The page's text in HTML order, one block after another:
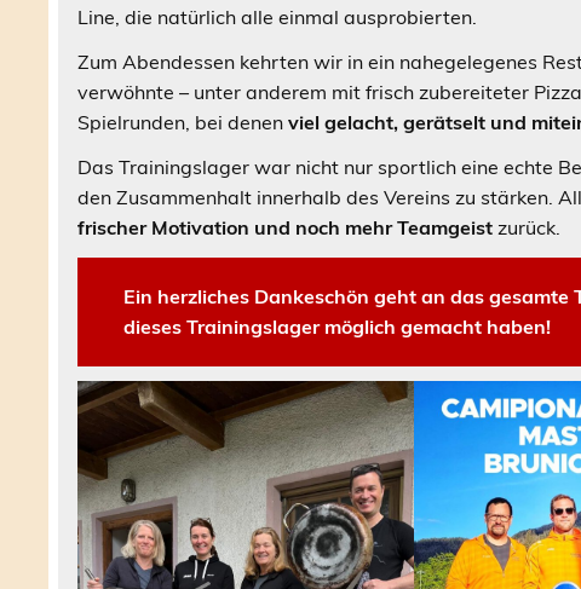
Line, die natürlich alle einmal ausprobierten.
Zum Abendessen kehrten wir in ein nahegelegenes
verwöhnte – unter anderem mit frisch zubereiteter
Spielrunden, bei denenviel gelacht, gerätselt und
Das Trainingslager war nicht nur sportlich eine echte
den Zusammenhalt innerhalb des Vereins zu stärken.
frischer Motivation und noch mehr Teamgeist zurück.
Ein herzliches Dankeschön geht an das
dieses Trainingslager möglich gemacht haben!